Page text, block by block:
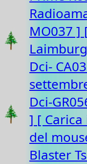
MO037 ]
Dci-
Dci-
] [
del
Blaster